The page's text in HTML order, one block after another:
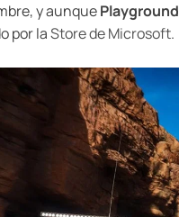
y aunquePlayground
por laStore de Microsoft.